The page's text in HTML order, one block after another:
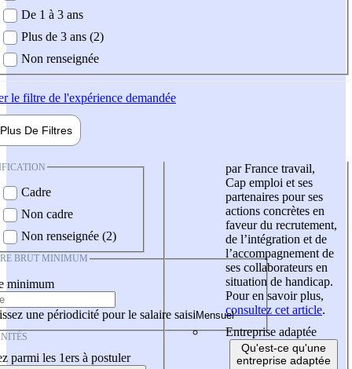
De 1 à 3 ans
Plus de 3 ans (2)
Non renseignée
le filtre de l'expérience demandée
Plus De Filtres
Cadre
Non cadre
Non renseignée (2)
BRUT MINIMUM
minimum
une périodicité pour le salaire saisi
parmi les 1ers à postuler
par France travail,
Cap emploi et ses
partenaires pour ses
actions concrètes en
faveur du recrutement,
de l’intégration et de
l’accompagnement de
ses collaborateurs en
situation de handicap.
Pour en savoir plus,
consultez cet article.
Entreprise adaptée
Qu'est-ce qu'une
entreprise adaptée